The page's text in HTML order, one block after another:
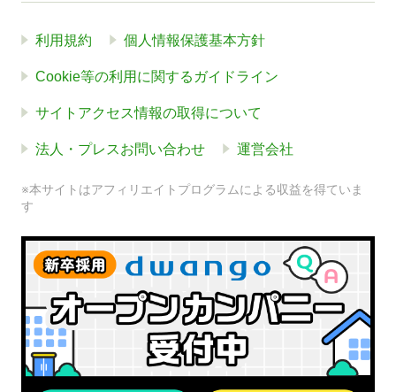
利用規約 個人情報保護基本方針
Cookie等の利用に関するガイドライン
サイトアクセス情報の取得について
法人・プレスお問い合わせ 運営会社
※本サイトはアフィリエイトプログラムによる収益を得ていま
す